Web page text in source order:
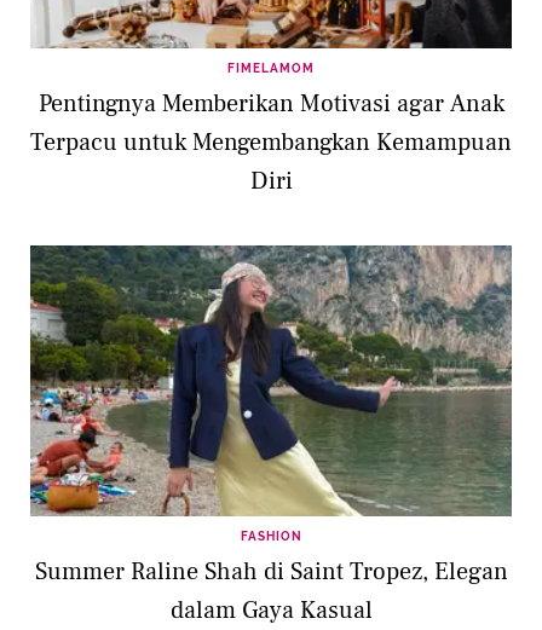
FIMELAMOM
Pentingnya Memberikan Motivasi agar Anak
Terpacu untuk Mengembangkan Kemampuan
Diri
FASHION
Summer Raline Shah di Saint Tropez, Elegan
dalam Gaya Kasual